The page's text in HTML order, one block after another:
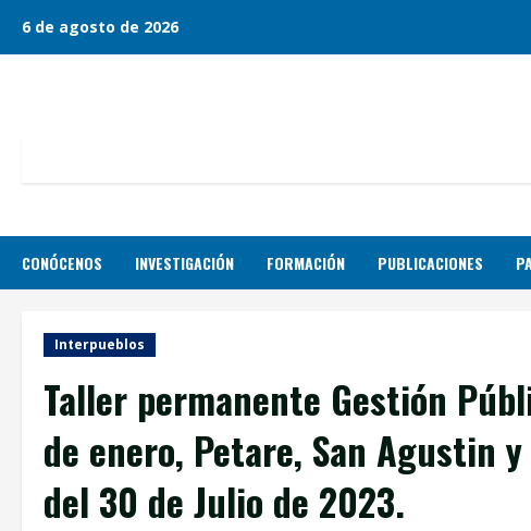
6 de agosto de 2026
CONÓCENOS INVESTIGACIÓN FORMACIÓN PUBLICACIONES
Interpueblos
Taller permanente Gestión
de enero, Petare, San Agustin
del 30 de Julio de 2023.